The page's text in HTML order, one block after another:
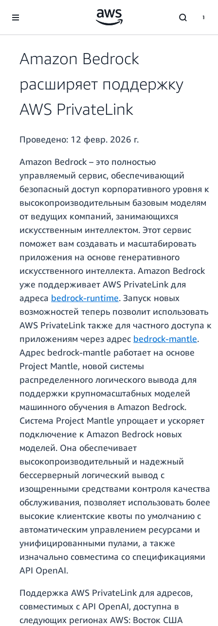
Перейти к главному контенту
Amazon Bedrock
расширяет поддержку
AWS PrivateLink
Проведено: 12 февр. 2026 г.
Amazon Bedrock – это полностью
управляемый сервис, обеспечивающий
безопасный доступ корпоративного уровня к
высокопроизводительным базовым моделям
от ведущих компаний, занимающихся
искусственным интеллектом. Этот сервис
поможет вам создавать и масштабировать
приложения на основе генеративного
искусственного интеллекта. Amazon Bedrock
уже поддерживает AWS PrivateLink для
адреса bedrock-runtime. Запуск новых
возможностей теперь позволит использовать
AWS PrivateLink также для частного доступа к
приложениям через адрес bedrock-mantle.
Адрес bedrock-mantle работает на основе
Project Mantle, новой системы
распределенного логического вывода для
поддержки крупномасштабных моделей
машинного обучения в Amazon Bedrock.
Система Project Mantle упрощает и ускоряет
подключение к Amazon Bedrock новых
моделей. Она обеспечивает
высокопроизводительный и надежный
бессерверный логический вывод с
изощренными средствами контроля качества
обслуживания, позволяет использовать более
высокие клиентские квоты по умолчанию с
автоматическим управлением ресурсами и
унифицированными пулами, а также
изначально совместима со спецификациями
API OpenAI.
Поддержка AWS PrivateLink для адресов,
совместимых с API OpenAI, доступна в
следующих регионах AWS: Восток США